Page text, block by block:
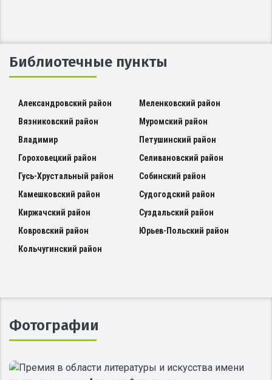
Библиотечные пункты
Александровский район
Вязниковский район
Владимир
Гороховецкий район
Гусь-Хрустальный район
Камешковский район
Киржачский район
Ковровский район
Кольчугинский район
Меленковский район
Муромский район
Петушинский район
Селивановский район
Собинский район
Судогодский район
Суздальский район
Юрьев-Польский район
Фотографии